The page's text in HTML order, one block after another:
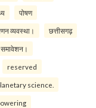
पोषण
व्यवस्था। छत्तीसगढ़
समावेशन।
reserved
science.